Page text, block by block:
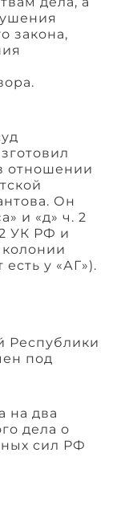
закона,
отношении
Он
и «д» ч. 2
УК РФ и
у «АГ»).
Республики
под
на два
дела о
сил РФ